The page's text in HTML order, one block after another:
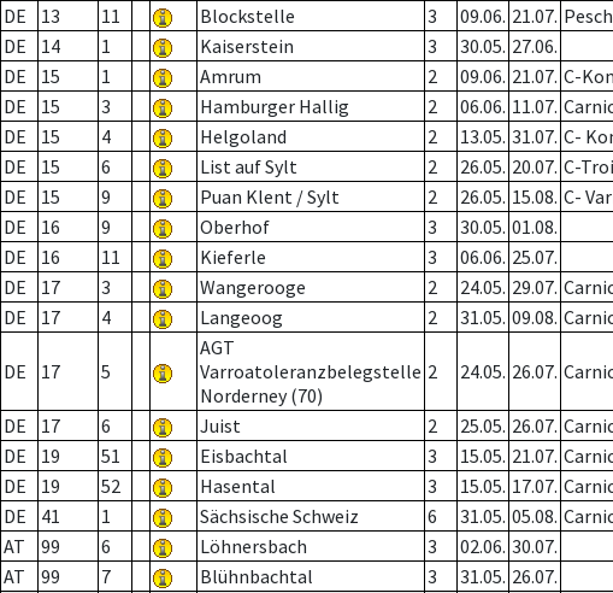
DE
13 11 Blockstelle 3 09.06. 21.07.
DE
14 1 Kaiserstein 3 30.05. 27.06.
DE
15 1 Amrum 2 09.06. 21.07. C-
DE
15 3 Hamburger Hallig 2 06.06. 11.07.
DE
15 4 Helgoland 2 13.05. 31.07. C-
DE
15 6 List auf Sylt 2 26.05. 20.07. C-
DE
15 9 Puan Klent / Sylt 2 26.05. 15.08. C-
DE
16 9 Oberhof 3 30.05. 01.08.
DE
16 11 Kieferle 3 06.06. 25.07.
DE
17 3 Wangerooge 2 24.05. 29.07.
DE
17 4 Langeoog 2 31.05. 09.08.
DE 17 5
AGT
Varroatoleranzbelegstelle
Norderney (70)
2 24.05. 26.07.
DE 17 6 Juist 2 25.05. 26.07.
DE
19 51 Eisbachtal 3 15.05. 21.07.
DE
19 52 Hasental 3 15.05. 17.07.
DE
41 1 Sächsische Schweiz 6 31.05. 05.08.
AT
99 6 Löhnersbach 3 02.06. 30.07.
AT
99 7 Blühnbachtal 3 31.05. 26.07.